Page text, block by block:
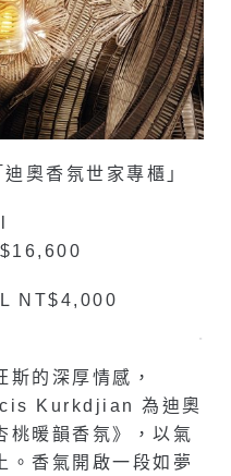
奧香氛世家專櫃」
NT$4,000
–
斯的深厚情感，
Kurkdjian 為迪奧
桃暖韻香氛》，以氣
。香氣開啟一段如夢